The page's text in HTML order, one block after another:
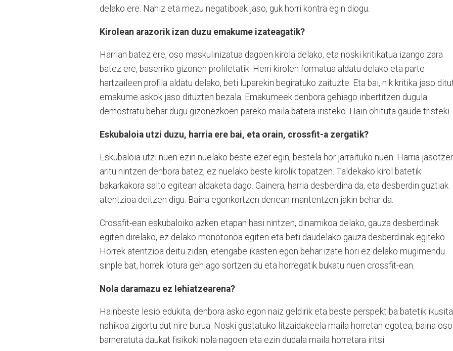
delako ere. Nahiz eta mezu negatiboak jaso, guk horri kontra egin diogu.
Kirolean arazorik izan duzu emakume izateagatik?
Harrian batez ere, oso maskulinizatua dagoen kirola delako, eta noski kritikatua izango zara
batez ere, baserriko gizonen profiletatik. Herri kirolen formatua aldatu delako eta parte
hartzaileen profila aldatu delako, beti luparekin begiratuko zaituzte. Eta bai, nik kritika jaso
emakume askok jaso dituzten bezala. Emakumeek denbora gehiago inbertitzen dugula
demostratu behar dugu gizonezkoen pareko maila batera iristeko. Hain ohituta gaude tristeki.
Eskubaloia utzi duzu, harria ere bai, eta orain, crossfit-a zergatik?
Eskubaloia utzi nuen ezin nuelako beste ezer egin, bestela hor jarraituko nuen. Harria
aritu nintzen denbora batez, ez nuelako beste kirolik topatzen. Taldekako kirol batetik
bakarkakora salto egitean aldaketa dago. Gainera, harria desberdina da, eta desberdin guztiak
atentzioa deitzen digu. Baina egonkortzen denean mantentzen jakin behar da.
Crossfit-ean eskubaloiko azken etapan hasi nintzen, dinamikoa delako, gauza desberdinak
egiten direlako, ez delako monotonoa egiten eta beti daudelako gauza desberdinak egiteko.
Horrek atentzioa deitu zidan, etengabe ikasten egon behar izate hori ez delako mugimendu
sinple bat, horrek lotura gehiago sortzen du eta horregatik bukatu nuen crossfit-ean.
Nola daramazu ez lehiatzearena?
Hainbeste lesio edukita, denbora asko egon naiz geldirik eta beste perspektiba batetik
nahikoa zigortu dut nire burua. Noski gustatuko litzaidakeela maila horretan egotea, baina oso
barneratuta daukat fisikoki nola nagoen eta ezin dudala maila horretara iritsi.